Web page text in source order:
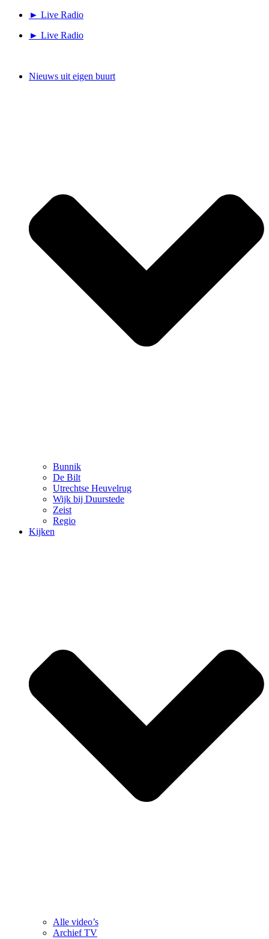
► Live Radio
► Live Radio
Nieuws uit eigen buurt
Bunnik
De Bilt
Utrechtse Heuvelrug
Wijk bij Duurstede
Zeist
Regio
Kijken
Alle video’s
Archief TV